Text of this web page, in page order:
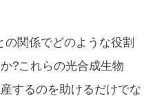
関係でどのような役割
?これらの光合成生物
するのを助けるだけでな